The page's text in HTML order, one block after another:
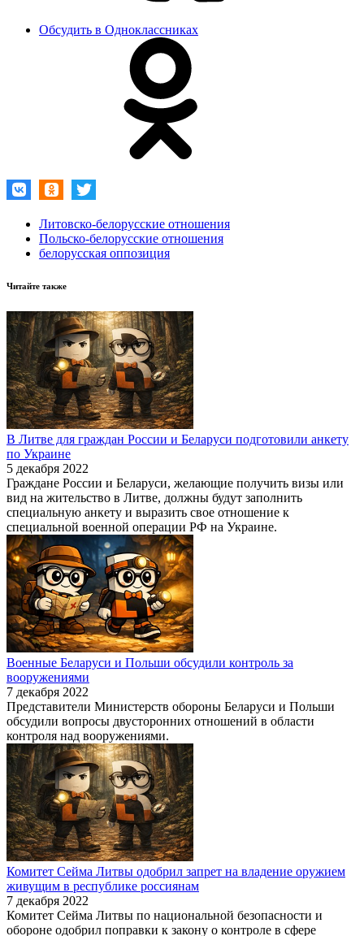
Обсудить в Одноклассниках
Литовско-белорусские отношения
Польско-белорусские отношения
белорусская оппозиция
Читайте также
В Литве для граждан России и Беларуси подготовили анкету
по Украине
5 декабря 2022
Граждане России и Беларуси, желающие получить визы или
вид на жительство в Литве, должны будут заполнить
специальную анкету и выразить свое отношение к
специальной военной операции РФ на Украине.
Военные Беларуси и Польши обсудили контроль за
вооружениями
7 декабря 2022
Представители Министерств обороны Беларуси и Польши
обсудили вопросы двусторонних отношений в области
контроля над вооружениями.
Комитет Сейма Литвы одобрил запрет на владение оружием
живущим в республике россиянам
7 декабря 2022
Комитет Сейма Литвы по национальной безопасности и
обороне одобрил поправки к закону о контроле в сфере